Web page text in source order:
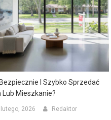
I Szybko Sprzedać
Lub Mieszkanie?
lutego, 2026 Redaktor